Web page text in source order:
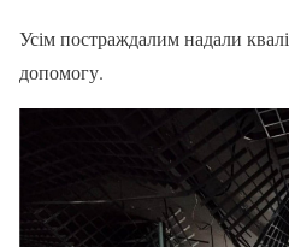
Усім постраждалим надали
допомогу.